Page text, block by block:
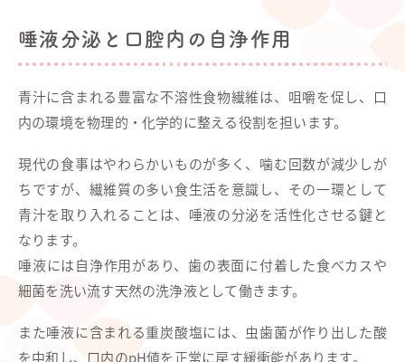
唾液分泌と口腔内の自浄作用
青汁に含まれる豊富な不溶性食物繊維は、咀嚼を促し、口
内の環境を物理的・化学的に整える役割を担います。
現代の食事はやわらかいものが多く、噛む回数が減少しが
ちですが、繊維質の多い食生活を意識し、その一環として
青汁を取り入れることは、唾液の分泌を活性化させる鍵と
なります。
唾液には自浄作用があり、歯の表面に付着した食べカスや
細菌を洗い流す天然の洗浄液として働きます。
また唾液に含まれる重炭酸塩には、虫歯菌が作り出した酸
を中和し、口内のpH値を正常に戻す緩衝能があります。